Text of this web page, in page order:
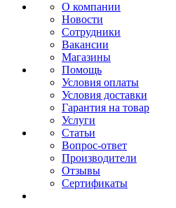
О компании
Новости
Сотрудники
Вакансии
Магазины
Помощь
Условия оплаты
Условия доставки
Гарантия на товар
Услуги
Статьи
Вопрос-ответ
Производители
Отзывы
Сертификаты